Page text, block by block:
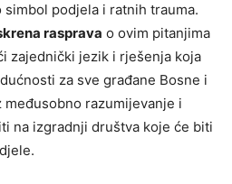
podjela i ratnih trauma.
rasprava o ovim pitanjima
zajednički jezik i rješenja koja
za sve građane Bosne i
razumijevanje i
na izgradnji društva koje će biti